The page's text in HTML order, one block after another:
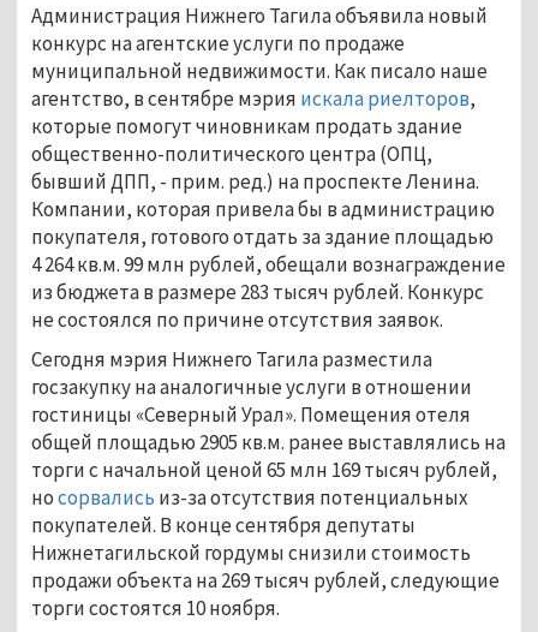
Администрация Нижнего Тагила объявила новый
конкурс на агентские услуги по продаже
муниципальной недвижимости. Как писало наше
агентство, в сентябре мэрия искала риелторов,
которые помогут чиновникам продать здание
общественно-политического центра (ОПЦ,
бывший ДПП, - прим. ред.) на проспекте Ленина.
Компании, которая привела бы в администрацию
покупателя, готового отдать за здание площадью
4 264 кв.м. 99 млн рублей, обещали вознаграждение
из бюджета в размере 283 тысяч рублей. Конкурс
не состоялся по причине отсутствия заявок.
Сегодня мэрия Нижнего Тагила разместила
госзакупку на аналогичные услуги в отношении
гостиницы «Северный Урал». Помещения отеля
общей площадью 2905 кв.м. ранее выставлялись на
торги с начальной ценой 65 млн 169 тысяч рублей,
носорвались из-за отсутствия потенциальных
покупателей. В конце сентября депутаты
Нижнетагильской гордумы снизили стоимость
продажи объекта на 269 тысяч рублей, следующие
торги состоятся 10 ноября.